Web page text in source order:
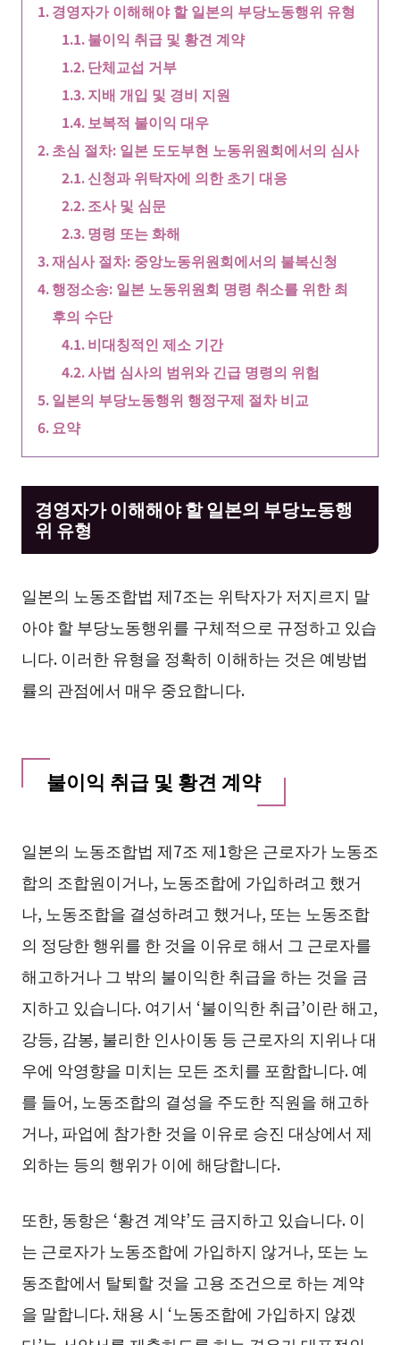
경영자가 이해해야 할 일본의 부당노동행위 유형
불이익 취급 및 황견 계약
단체교섭 거부
지배 개입 및 경비 지원
보복적 불이익 대우
초심 절차: 일본 도도부현 노동위원회에서의 심사
신청과 위탁자에 의한 초기 대응
조사 및 심문
명령 또는 화해
재심사 절차: 중앙노동위원회에서의 불복신청
행정소송: 일본 노동위원회 명령 취소를 위한 최
후의 수단
비대칭적인 제소 기간
사법 심사의 범위와 긴급 명령의 위험
일본의 부당노동행위 행정구제 절차 비교
요약
경영자가 이해해야 할 일본의 부당노동행
위 유형
일본의 노동조합법 제7조는 위탁자가 저지르지 말
아야 할 부당노동행위를 구체적으로 규정하고 있습
니다. 이러한 유형을 정확히 이해하는 것은 예방법
률의 관점에서 매우 중요합니다.
불이익 취급 및 황견 계약
일본의 노동조합법 제7조 제1항은 근로자가 노동조
합의 조합원이거나, 노동조합에 가입하려고 했거
나, 노동조합을 결성하려고 했거나, 또는 노동조합
의 정당한 행위를 한 것을 이유로 해서 그 근로자를
해고하거나 그 밖의 불이익한 취급을 하는 것을 금
지하고 있습니다. 여기서 ‘불이익한 취급’이란 해고,
강등, 감봉, 불리한 인사이동 등 근로자의 지위나 대
우에 악영향을 미치는 모든 조치를 포함합니다. 예
를 들어, 노동조합의 결성을 주도한 직원을 해고하
거나, 파업에 참가한 것을 이유로 승진 대상에서 제
외하는 등의 행위가 이에 해당합니다.
또한, 동항은 ‘황견 계약’도 금지하고 있습니다. 이
는 근로자가 노동조합에 가입하지 않거나, 또는 노
동조합에서 탈퇴할 것을 고용 조건으로 하는 계약
을 말합니다. 채용 시 ‘노동조합에 가입하지 않겠